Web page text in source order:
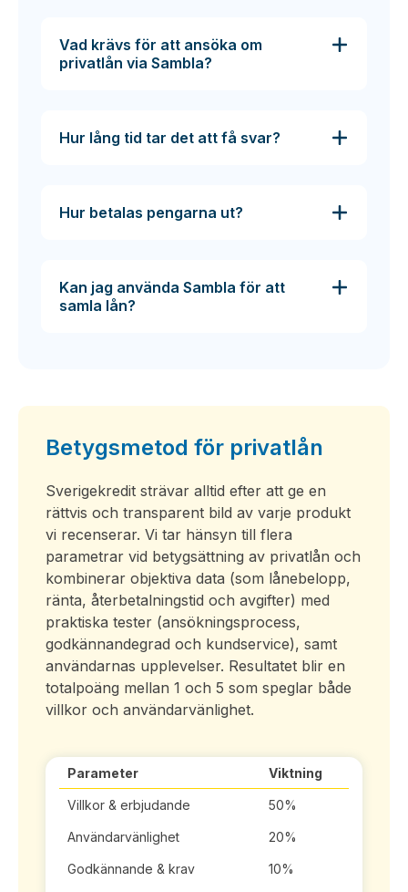
Vad krävs för att ansöka om
privatlån via Sambla?
Hur lång tid tar det att få svar?
Hur betalas pengarna ut?
Kan jag använda Sambla för att
samla lån?
Betygsmetod för privatlån
Sverigekredit strävar alltid efter att ge en
rättvis och transparent bild av varje produkt
vi recenserar. Vi tar hänsyn till flera
parametrar vid betygsättning av privatlån och
kombinerar objektiva data (som lånebelopp,
ränta, återbetalningstid och avgifter) med
praktiska tester (ansökningsprocess,
godkännandegrad och kundservice), samt
användarnas upplevelser. Resultatet blir en
totalpoäng mellan 1 och 5 som speglar både
villkor och användarvänlighet.
Parameter Viktning
Villkor & erbjudande 50%
Användarvänlighet 20%
Godkännande & krav 10%